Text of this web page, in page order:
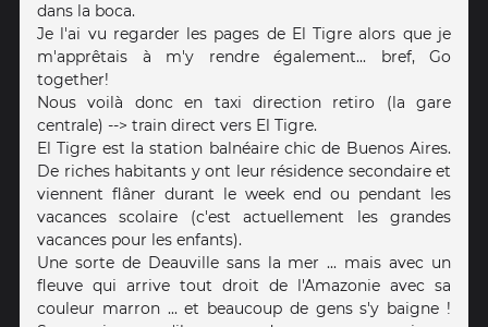
dans la boca.
Je l'ai vu regarder les pages de El Tigre alors que je
m'apprêtais à m'y rendre également... bref, Go
together!
Nous voilà donc en taxi direction retiro (la gare
centrale) --> train direct vers El Tigre.
El Tigre est la station balnéaire chic de Buenos Aires.
De riches habitants y ont leur résidence secondaire et
viennent flâner durant le week end ou pendant les
vacances scolaire (c'est actuellement les grandes
vacances pour les enfants).
Une sorte de Deauville sans la mer ... mais avec un
fleuve qui arrive tout droit de l'Amazonie avec sa
couleur marron ... et beaucoup de gens s'y baigne !